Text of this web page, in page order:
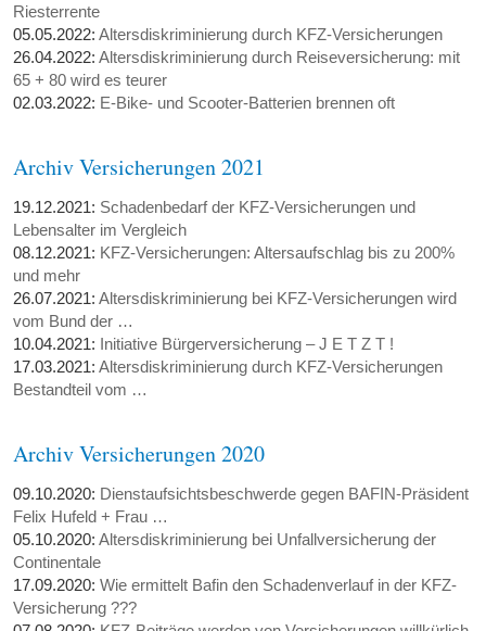
Riesterrente
05.05.2022:Altersdiskriminierung durch KFZ-Versicherungen
26.04.2022:Altersdiskriminierung durch Reiseversicherung: mit
65 + 80 wird es teurer
02.03.2022: E-Bike- und Scooter-Batterien brennen oft
Archiv Versicherungen 2021
19.12.2021: Schadenbedarf der KFZ-Versicherungen und
Lebensalter im Vergleich
08.12.2021: KFZ-Versicherungen: Altersaufschlag bis zu 200%
und mehr
26.07.2021:Altersdiskriminierung bei KFZ-Versicherungen wird
vom Bund der …
10.04.2021: Initiative Bürgerversicherung – J E T Z T !
17.03.2021:Altersdiskriminierung durch KFZ-Versicherungen
Bestandteil vom …
Archiv Versicherungen 2020
09.10.2020: Dienstaufsichtsbeschwerde gegen BAFIN-Präsident
Felix Hufeld + Frau …
05.10.2020:Altersdiskriminierung bei Unfallversicherung der
Continentale
17.09.2020:Wie ermittelt Bafin den Schadenverlauf in der KFZ-
Versicherung ???